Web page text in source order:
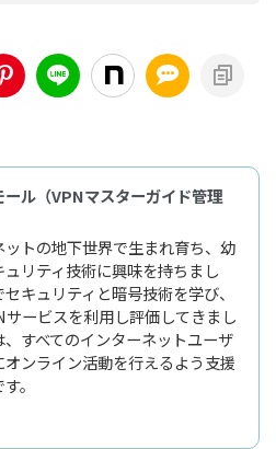
ール（VPNマスターガイド管理
ットの地下世界で生まれ育ち、幼
ュリティ技術に興味を持ちまし
キュリティと暗号技術を学び、
サービスを利用し評価してきまし
、すべてのインターネットユーザ
オンライン活動を行えるよう支援
。